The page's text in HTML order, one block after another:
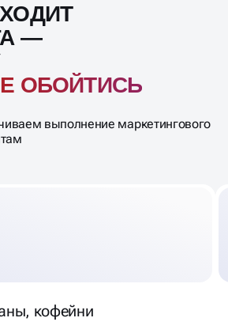
—
ОБОЙТИСЬ
выполнение маркетингового
кофейни